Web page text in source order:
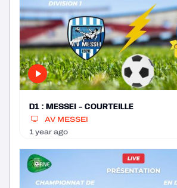
D1 : MESSEI - COURTEILLE
AV MESSEI
1 year ago